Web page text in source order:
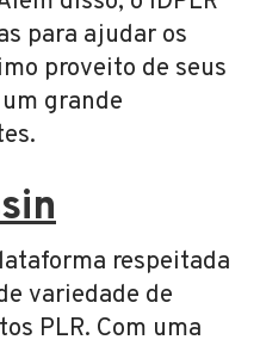
para ajudar os
proveito de seus
grande
respeitada
variedade de
PLR. Com uma